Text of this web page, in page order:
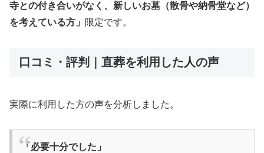
寺との付き合いがなく、新しいお墓（散骨や納骨堂など）
を考えている方」
限定です。
口コミ・評判｜直葬を利用した人の声
実際に利用した方の声を分析しました。
「必要十分でした」